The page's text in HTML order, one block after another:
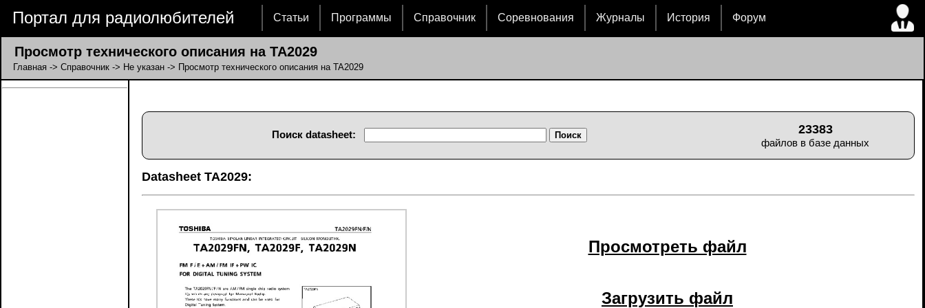
Портал для радиолюбителей Статьи Программы Справочник Соревнования Журналы История Форум
Просмотр технического описания на TA2029
Главная -> Справочник -> Не указан -> Просмотр технического описания на TA2029
Поиск datasheet: 23383
файлов в базе данных
Datasheet TA2029:
Просмотреть файл
Загрузить файл